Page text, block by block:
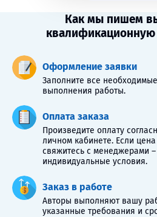
Как мы пишем
квалификационную
Оформление заявки
Заполните все
выполнения работы.
Оплата заказа
Произведите оплату
личном кабинете. Если
свяжитесь с менеджерами
индивидуальные условия.
Заказ в работе
Авторы выполняют вашу
указанные требования и